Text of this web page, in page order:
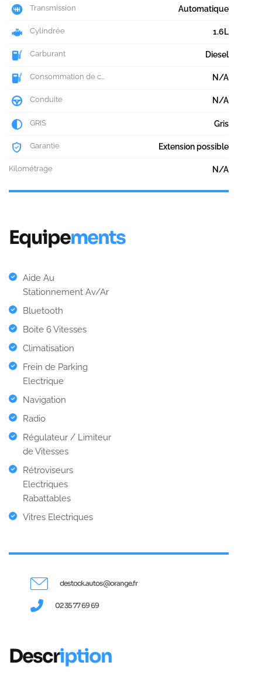
Transmission Automatique
Cylindrée 1.6L
Carburant Diesel
Consommation de carburant N/A
Conduite N/A
GRIS Gris
Garantie Extension possible
Kilométrage N/A
Equipements
Aide Au
Stationnement Av/Ar
Bluetooth
Boite 6 Vitesses
Climatisation
Frein de Parking
Electrique
Navigation
Radio
Régulateur / Limiteur
de Vitesses
Rétroviseurs
Electriques
Rabattables
Vitres Electriques
destock.autos@orange.fr
02 35 77 69 69
Description